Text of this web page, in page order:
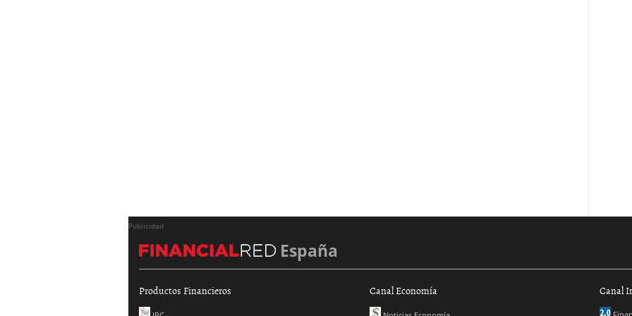
Publicidad
España
Productos Financieros Canal Economía Canal